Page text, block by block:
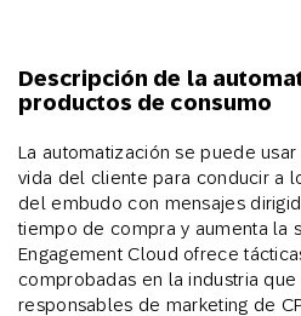
Descripción de la
productos de consumo
La automatización se puede
vida del cliente para conducir a
del embudo con mensajes
tiempo de compra y aumenta la
Engagement Cloud ofrece
comprobadas en la industria que
responsables de marketing de